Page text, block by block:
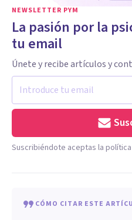
NEWSLETTER PYM
La pasión por la
tu email
Únete y recibe artículos y
Suscribiéndote aceptas la
CÓMO CITAR ESTE